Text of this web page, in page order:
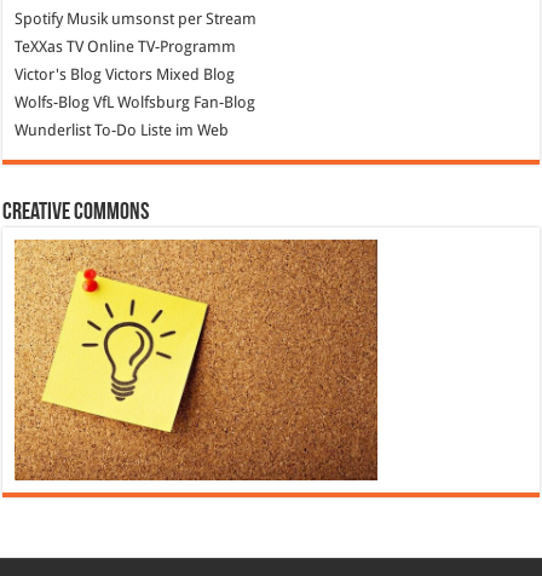
SpotifyMusik umsonst per Stream
TeXXas TVOnline TV-Programm
Victor's Blog Victors Mixed Blog
Wolfs-Blog VfL Wolfsburg Fan-Blog
Wunderlist To-Do Liste im Web
Creative Commons